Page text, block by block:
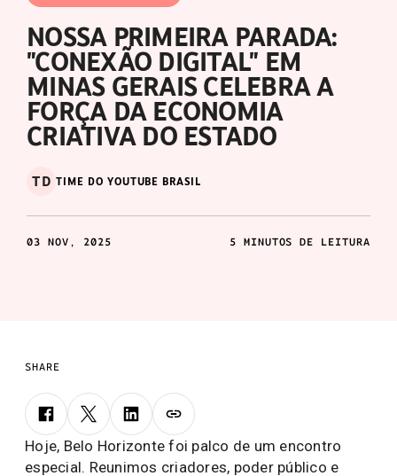
NOSSA PRIMEIRA PARADA:
"CONEXÃO DIGITAL" EM
MINAS GERAIS CELEBRA A
FORÇA DA ECONOMIA
CRIATIVA DO ESTADO
TD TIME DO YOUTUBE BRASIL
03 NOV, 2025 5 MINUTOS DE LEITURA
SHARE
Hoje, Belo Horizonte foi palco de um encontro
especial. Reunimos criadores, poder público e